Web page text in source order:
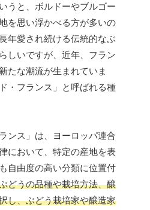
うと、ボルドーやブルゴー
を思い浮かべる方が多いの
年愛され続ける伝統的なぶ
しいですが、近年、フラン
たな潮流が生まれていま
・フランス」と呼ばれる種
ンス」は、ヨーロッパ連合
において、特定の産地を表
自由度の高い分類に位置付
どうの品種や栽培方法、醸
し、ぶどう栽培家や醸造家